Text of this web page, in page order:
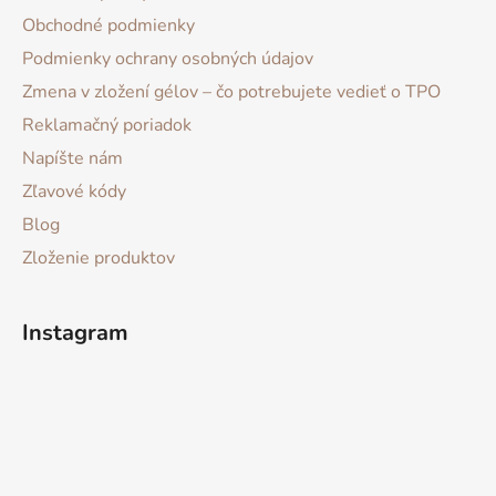
Obchodné podmienky
Podmienky ochrany osobných údajov
Zmena v zložení gélov – čo potrebujete vedieť o TPO
Reklamačný poriadok
Napíšte nám
Zľavové kódy
Blog
Zloženie produktov
Instagram